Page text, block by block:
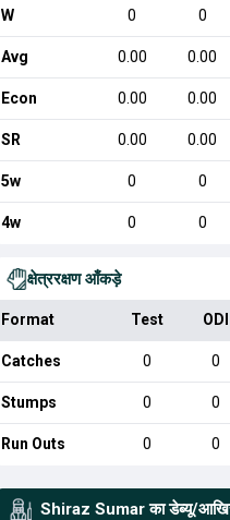
W 0 0
Avg 0.00 0.00
Econ 0.00 0.00
SR 0.00 0.00
5w 0 0
4w 0 0
क्षेत्ररक्षण आँकड़े
Format Test ODI
Catches 0 0
Stumps 0 0
Run Outs 0 0
Shiraz Sumar का डेब्यू/